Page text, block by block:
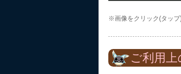
※画像をクリック(タップ
ご利用